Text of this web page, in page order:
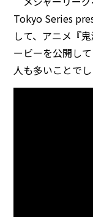
Tokyo Series
して、アニメ『
ービーを公開し
人も多いことでし